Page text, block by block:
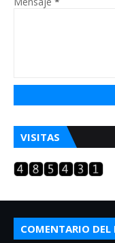
VISITAS
COMENTARIO DEL